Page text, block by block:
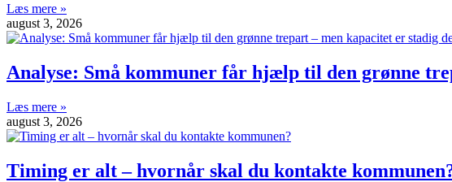
Læs mere »
august 3, 2026
Analyse: Små kommuner får hjælp til den grønne
Læs mere »
august 3, 2026
Timing er alt – hvornår skal du kontakte